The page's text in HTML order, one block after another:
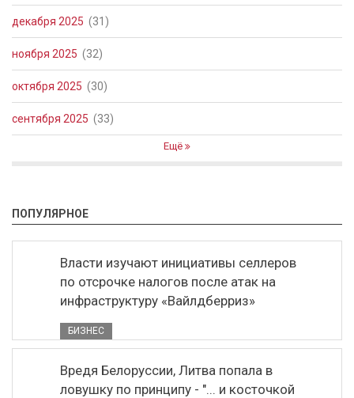
декабря 2025 (31)
ноября 2025 (32)
октября 2025 (30)
сентября 2025 (33)
Ещё
ПОПУЛЯРНОЕ
Власти изучают инициативы селлеров
по отсрочке налогов после атак на
инфраструктуру «Вайлдберриз»
БИЗНЕС
Вредя Белоруссии, Литва попала в
ловушку по принципу - "... и косточкой